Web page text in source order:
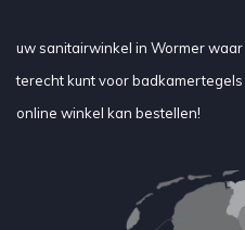
uw sanitairwinkel in Wormer
terecht kunt voor
online winkel kan bestellen!